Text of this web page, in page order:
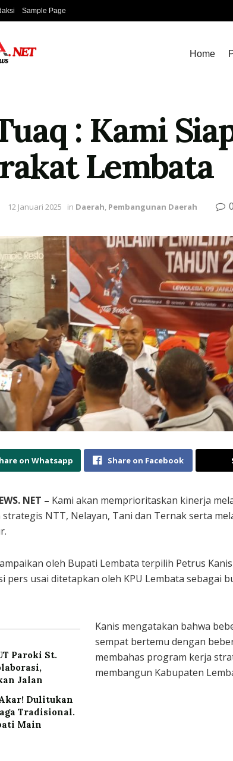
Sample Page
Home
: Kami
Lembata
12 Januari 2025 in Daerah, Pembangunan Daerah 0
on Whatsapp Share on Facebook
NET – Kami akan memprioritaskan kinerja
NTT, Nelayan, Tani dan Ternak serta
oleh Bupati Lembata terpilih Petrus
pers usai ditetapkan oleh KPU Lembata sebagai
Paroki St.
Jalan
Dulitukan
Tradisional.
Main
Kanis mengatakan bahwa
sempat bertemu dengan
membahas program kerja
membangun Kabupaten